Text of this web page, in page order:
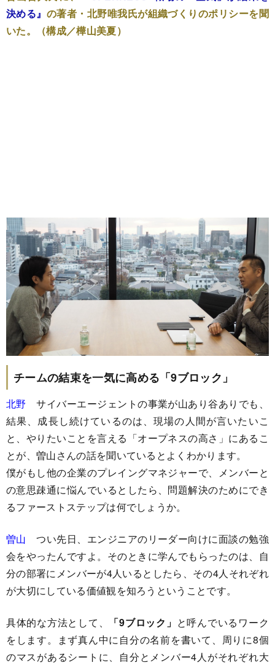
決める』 の著者・北野唯我氏が組織づくりのポリシーを聞
いた。（構成／樺山美夏）
チームの結束を一気に高める「9ブロック」
北野 サイバーエージェントの事業が山あり谷ありでも、
結果、成長し続けているのは、現場の人間が言いたいこ
と、やりたいことを言える「オープネスの高さ」にあるこ
とが、曽山さんの話を聞いているとよくわかります。
僕がもし他の企業のプレイングマネジャーで、メンバーと
の意思疎通に悩んでいるとしたら、問題解決のためにでき
るファーストステップは何でしょうか。
曽山 つい先日、エンジニアのリーダー向けに面談の勉強
会をやったんですよ。そのときに学んでもらったのは、自
分の部署にメンバーが4人いるとしたら、その4人それぞれ
が大切にしている価値観を知ろうということです。
具体的な方法として、 「9ブロック」 と呼んでいるワーク
をします。まず真ん中に自分の名前を書いて、周りに8個
のマスがあるシートに、自分とメンバー4人がそれぞれ大